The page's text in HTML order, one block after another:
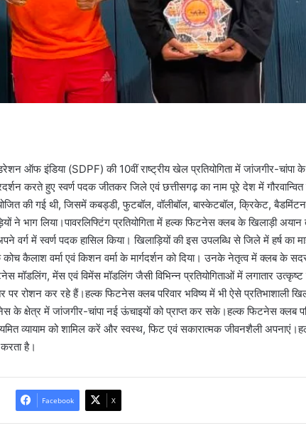
ऑफ इंडिया (SDPF) की 10वीं राष्ट्रीय खेल प्रतियोगिता में जांजगीर-चांपा
करते हुए स्वर्ण पदक जीतकर जिले एवं छत्तीसगढ़ का नाम पूरे देश में
की गई थी, जिसमें कबड्डी, फुटबॉल, वॉलीबॉल, बास्केटबॉल, क्रिकेट,
ने भाग लिया।पावरलिफ्टिंग प्रतियोगिता में हल्क फिटनेस क्लब के खिलाड़ी अयान
में स्वर्ण पदक हासिल किया। खिलाड़ियों की इस उपलब्धि से जिले में हर्ष का
कैलाश वर्मा एवं किशन वर्मा के मार्गदर्शन को दिया। उनके नेतृत्व में क्लब के
मॉडलिंग, मेंस एवं विमेंस मॉडलिंग जैसी विभिन्न प्रतियोगिताओं में लगातार उत्कृष्ट
पर रोशन कर रहे हैं।हल्क फिटनेस क्लब परिवार भविष्य में भी ऐसे प्रतिभाशाली
के क्षेत्र में जांजगीर-चांपा नई ऊंचाइयों को प्राप्त कर सके।हल्क फिटनेस क्लब
व्यायाम को शामिल करें और स्वस्थ, फिट एवं सकारात्मक जीवनशैली
है।
Facebook X